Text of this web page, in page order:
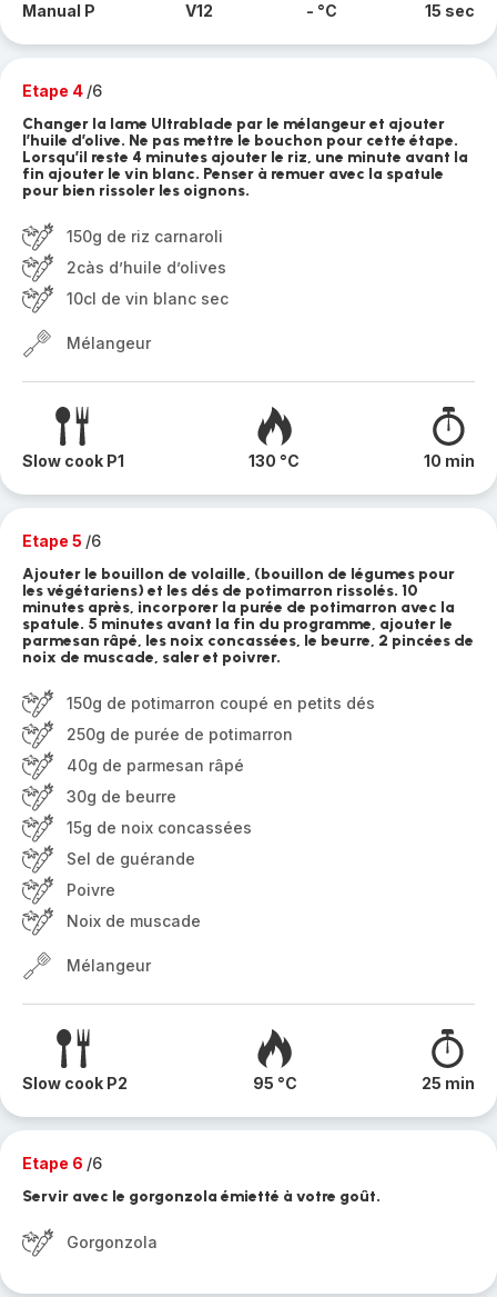
Manual P V12 - °C 15 sec
Etape 4 /6
Changer la lame Ultrablade par le mélangeur et ajouter
l’huile d’olive. Ne pas mettre le bouchon pour cette étape.
Lorsqu’il reste 4 minutes ajouter le riz, une minute avant la
fin ajouter le vin blanc. Penser à remuer avec la spatule
pour bien rissoler les oignons.
150g de riz carnaroli
2càs d’huile d’olives
10cl de vin blanc sec
Mélangeur
Slow cook P1 130 °C 10 min
Etape 5 /6
Ajouter le bouillon de volaille, (bouillon de légumes pour
les végétariens) et les dés de potimarron rissolés. 10
minutes après, incorporer la purée de potimarron avec la
spatule. 5 minutes avant la fin du programme, ajouter le
parmesan râpé, les noix concassées, le beurre, 2 pincées de
noix de muscade, saler et poivrer.
150g de potimarron coupé en petits dés
250g de purée de potimarron
40g de parmesan râpé
30g de beurre
15g de noix concassées
Sel de guérande
Poivre
Noix de muscade
Mélangeur
Slow cook P2 95 °C 25 min
Etape 6 /6
Servir avec le gorgonzola émietté à votre goût.
Gorgonzola